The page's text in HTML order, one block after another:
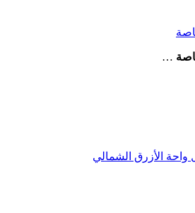
…
واحة الأزرق الشمالي